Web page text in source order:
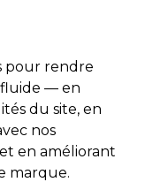
connecter
et Matériel
pour rendre
— en
du site, en
nos
en améliorant
marque.